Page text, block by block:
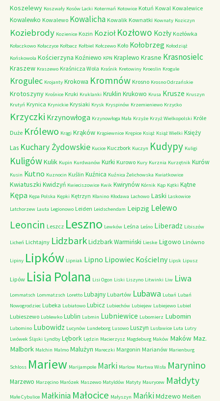
Koszelewy Koszwały Kosów Lacki Kotermań Kotowice Kotuń Kowal Kowalewice
Kowalewko Kowalewo Kowalicha Kowalik Kownatki Kownaty Koziczyn
Koziebrody Kozienice Kozin Kozioł Kozłowo Kozły Kozłówka
Kołaczkowo Kołaczyce Kołbacz Kołbiel Kołczewo Koło Kołobrzeg Kołodziąż
Końskowola Kościerzyna Koźniewo KPN Kraplewo Krasne Krasnosielc
Kraszew Kraszewo Kraśnicza Wola Kraśnik Kretowiny Kroeslin Krogule
Krogulec Krojanty Krokowa Kromnów Krosno Krosno Odrzańskie
Krotoszyny Krośnice Kruki Kruklanki Kruklin Krukowo Krusa Krusze Kruszyn
Krutyń Krynica Krynickie Krysiaki Krysk Kryspinów Krzemieniewo Krzycko
Krzyczki Krzynowłoga Krzynowłoga Mała Krzyże Krzyż Wielkopolski Króle
Duże Królewo Krągi Krąków Krąpiewnice Krępice Książ Książ Wielki Księży
Las Kuchary Żydowskie Kucice Kuczbork Kuczyn Kudypy Kuligi
KuligówKulik Kupin Kurdwanów Kurki Kurowo Kury Kurznia Kurzętnik Kurów
Kusin Kutno Kuznocin Kuślin Kuźnica Kuźnica Żelichowska Kwiatkowice
Kwiatuszki Kwidzyń Kwieciszowice Kwik Kwirynów Kórnik Kąp Kątki Kątne
Kępa Kępa Polska Kępki Kętrzyn Kłanino Kłodawa Lachowo Laski Laskowice
Latchorzew Lauta Legionowo Leiden Leidschendam Leipzig Lelewo
Leoncin Leszcz Leszno Lewków Leśna Leśno Liberadz Libiszów
Licheń Lichtajny LidzbarkLidzbark Warmiński Lieske Ligowo Linówno
Lipiny Lipków Lipniak Lipno Lipowiec Kościelny Lipsk Lipusz
Lipów Lisia Polana Lisi Ogon Liski Liszyno Litwinki Liw Liwa
Lommatsch Lommatzsch Loretto Lubajny Lubartów Lubawa Lubań Lubań
Nowogrodziec Lubeka Lubiatowo Lubicz Lubiechów Lubiejew Lubiejewo Lubiel
Lubieszewo Lublewko Lublin Lubmin Lubniewice Lubomierz Lubomin
Lubomino Lubowidz Lucynów Lundeborg Lusowo Luszyn Lusławice Luta Lutry
Lwówek Śląski Lyndby Lębork Lędzin Macierzysz Magdeburg Maków Maków Maz.
Malbork Malchin Malmo Malużyn Mareczki Margonin Marianów Marienburg
Schloss Mariew Marijampole Marki Marlow Martwa Wisła Marynino
Marzewo Marzęcino Marózek Maszewo Matyldów Matyty Maurycew Małdyty
Małe Cybulice Małkinia Małocice Małyszyn MańkiMdzewo Meißen